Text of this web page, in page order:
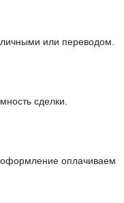
или переводом.
сделки.
оплачиваем